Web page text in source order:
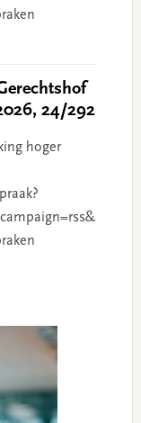
24/292
hoger